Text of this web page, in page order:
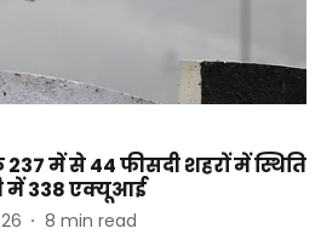
में से 44 फीसदी शहरों में स्थिति
में 338 एक्यूआई
8 min read